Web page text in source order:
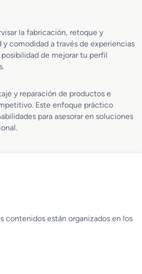
la fabricación, retoque y
comodidad a través de experiencias
de mejorar tu perfil
y reparación de productos e
Este enfoque práctico
para asesorar en soluciones
están organizados en los